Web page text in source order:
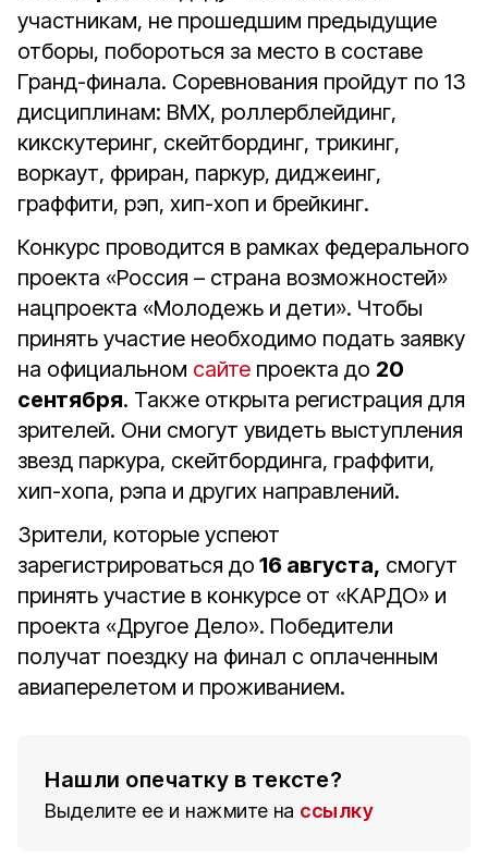
участникам, не прошедшим предыдущие
отборы, побороться за место в составе
Гранд-финала. Соревнования пройдут по 13
дисциплинам: BMX, роллерблейдинг,
кикскутеринг, скейтбординг, трикинг,
воркаут, фриран, паркур, диджеинг,
граффити, рэп, хип-хоп и брейкинг.
Конкурс проводится в рамках федерального
проекта «Россия – страна возможностей»
нацпроекта «Молодежь и дети». Чтобы
принять участие необходимо подать заявку
на официальном сайте проекта до 20
сентября. Также открыта регистрация для
зрителей. Они смогут увидеть выступления
звезд паркура, скейтбординга, граффити,
хип-хопа, рэпа и других направлений.
Зрители, которые успеют
зарегистрироваться до 16 августа, смогут
принять участие в конкурсе от «КАРДО» и
проекта «Другое Дело». Победители
получат поездку на финал с оплаченным
авиаперелетом и проживанием.
Нашли опечатку в тексте?
Выделите ее и нажмите на ссылку